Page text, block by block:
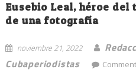
Eusebio Leal, héroe
de una fotografía
noviembre 21, 2022
Cubaperiodistas